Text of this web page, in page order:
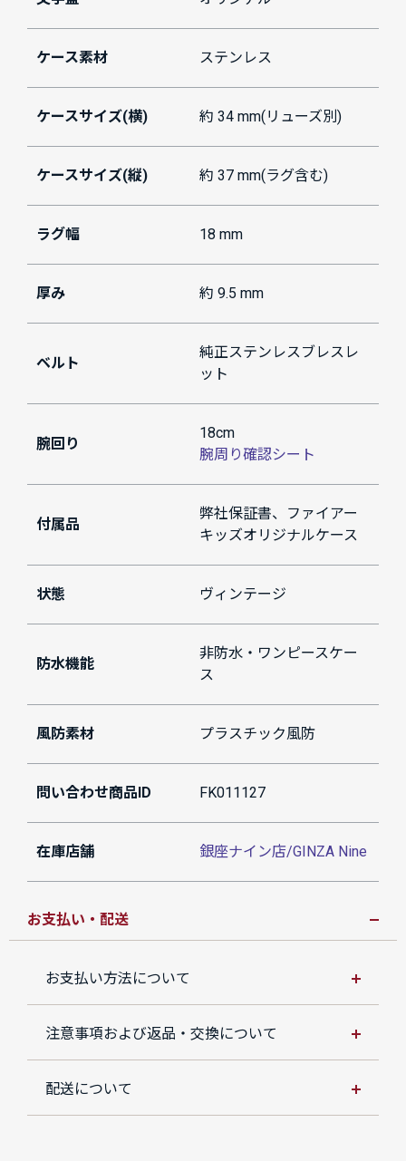
ケース素材 ステンレス
ケースサイズ(横) 約 34 mm(リューズ別)
ケースサイズ(縦) 約 37 mm(ラグ含む)
ラグ幅 18 mm
厚み 約 9.5 mm
ベルト
純正ステンレスブレスレ
ット
腕回り
18cm
腕周り確認シート
付属品
弊社保証書、ファイアー
キッズオリジナルケース
状態 ヴィンテージ
防水機能
非防水・ワンピースケー
ス
風防素材 プラスチック風防
問い合わせ商品ID FK011127
在庫店舗 銀座ナイン店/GINZA Nine
お支払い・配送
お支払い方法について
注意事項および返品・交換について
配送について